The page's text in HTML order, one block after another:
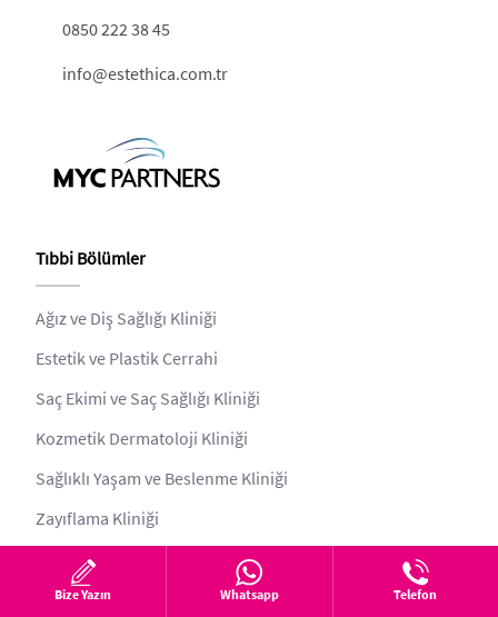
0850 222 38 45
info@estethica.com.tr
Tıbbi Bölümler
Ağız ve Diş Sağlığı Kliniği
Estetik ve Plastik Cerrahi
Saç Ekimi ve Saç Sağlığı Kliniği
Kozmetik Dermatoloji Kliniği
Sağlıklı Yaşam ve Beslenme Kliniği
Zayıflama Kliniği
Kurumsal
Bize Yazın Whatsapp Telefon